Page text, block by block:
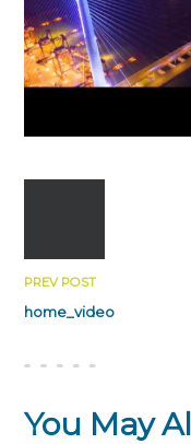
PREV POST
home_video
You May